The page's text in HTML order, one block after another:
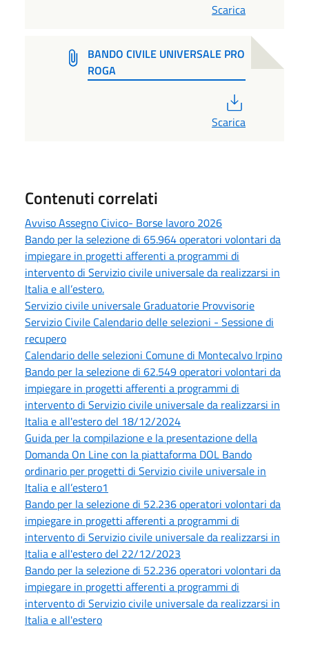
Scarica
BANDO CIVILE UNIVERSALE PRO
ROGA
Scarica
Contenuti correlati
Avviso Assegno Civico- Borse lavoro 2026
Bando per la selezione di 65.964 operatori volontari da
impiegare in progetti afferenti a programmi di
intervento di Servizio civile universale da realizzarsi in
Italia e all’estero.
Servizio civile universale Graduatorie Provvisorie
Servizio Civile Calendario delle selezioni - Sessione di
recupero
Calendario delle selezioni Comune di Montecalvo Irpino
Bando per la selezione di 62.549 operatori volontari da
impiegare in progetti afferenti a programmi di
intervento di Servizio civile universale da realizzarsi in
Italia e all'estero del 18/12/2024
Guida per la compilazione e la presentazione della
Domanda On Line con la piattaforma DOL Bando
ordinario per progetti di Servizio civile universale in
Italia e all’estero1
Bando per la selezione di 52.236 operatori volontari da
impiegare in progetti afferenti a programmi di
intervento di Servizio civile universale da realizzarsi in
Italia e all'estero del 22/12/2023
Bando per la selezione di 52.236 operatori volontari da
impiegare in progetti afferenti a programmi di
intervento di Servizio civile universale da realizzarsi in
Italia e all'estero